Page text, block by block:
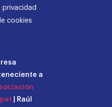
privacidad
cookies
a
| Raúl